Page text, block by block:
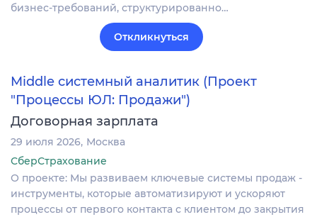
бизнес-требований, структурированно…
Откликнуться
Middle системный аналитик (Проект
"Процессы ЮЛ: Продажи")
Договорная зарплата
29 июля 2026 Москва
СберСтрахование
О проекте: Мы развиваем ключевые системы продаж -
инструменты, которые автоматизируют и ускоряют
процессы от первого контакта с клиентом до закрытия